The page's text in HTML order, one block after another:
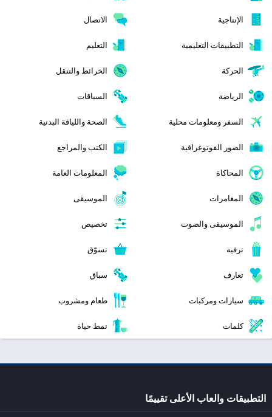
الإنتاجية الاتصال
التطبيقات التعليمية التعليم
الحركة الخرائط والتنقل
الرياضة السباقات
السفر ومعلومات محلية الصحة واللياقة البدنية
الصور الفوتوغرافية الكتب والمراجع
المحاكاة المعلومات العامة
المغامرات الموسيقى
الموسيقى والصوت تخصيص
ترفيه تسوّق
تعارف سباق
سيارات ومركبات طعام ومشروب
كلمات نمط حياة
التطبيقات والعاب الأعلى تقييمًا